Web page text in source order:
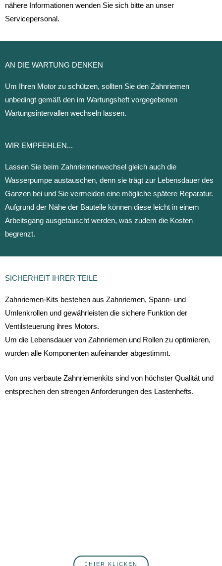
nähere Informationen wenden Sie sich bitte an unser
Servicepersonal.
AN DIE WARTUNG DENKEN
Um Ihren Motor zu schützen, sollten Sie den Zahnriemen
unbedingt gemäß den im Wartungsheft vorgegebenen
Wartungsintervallen wechseln lassen.
WIR EMPFEHLEN...
Lassen Sie beim Zahnriemenwechsel gleich auch die
Wasserpumpe austauschen, denn sie trägt zur Lebensdauer des
Ganzen bei und Sie vermeiden eine mögliche spätere Reparatur.
Aufgrund der Nähe der Bauteile können diese leicht in einem
Arbeitsgang ausgetauscht werden, was zudem die Kosten
begrenzt.
SICHERHEIT IHRER TEILE
Zahnriemen-Kits bestehen aus Zahnriemen, Spann- und
Umlenkrollen und gewährleisten die sichere Funktion der
Ventilsteuerung ihres Motors.
Um die Lebensdauer von Zahnriemen und Rollen zu optimieren,
wurden alle Komponenten aufeinander abgestimmt.
Von uns verbaute Zahnriemenkits sind von höchster Qualität und
entsprechen den strengen Anforderungen des Lastenhefts.
HIER KLICKEN